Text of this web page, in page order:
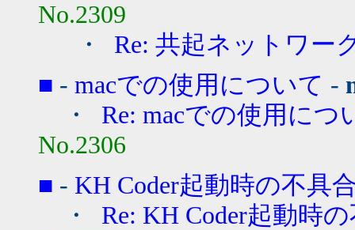
No.2309
・ Re: 共起ネットワー
■ - macでの使用について -
・ Re: macでの使用につ
No.2306
■ - KH Coder起動時の不具
・ Re: KH Coder起動時